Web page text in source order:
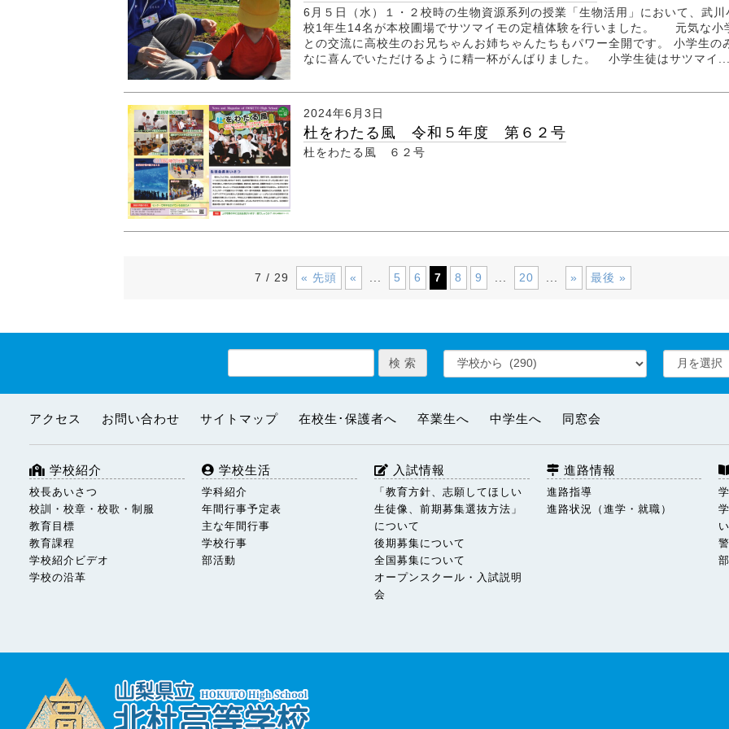
6月５日（水）１・２校時の生物資源系列の授業「生物活用」において、武川
校1年生14名が本校圃場でサツマイモの定植体験を行いました。 元気な小
との交流に高校生のお兄ちゃんお姉ちゃんたちもパワー全開です。 小学生の
なに喜んでいただけるように精一杯がんばりました。 小学生徒はサツマイ...
2024年6月3日
杜をわたる風 令和５年度 第６２号
杜をわたる風 ６２号
7 / 29 « 先頭 « 5 6 7 8 9 20 » 最後 »
アクセス お問い合わせ サイトマップ 在校生･保護者へ 卒業生へ 中学生へ 同窓会
学校紹介
校長あいさつ
校訓・校章・校歌・制服
教育目標
教育課程
学校紹介ビデオ
学校の沿革
学校生活
学科紹介
年間行事予定表
主な年間行事
学校行事
部活動
入試情報
「教育方針、志願してほしい
生徒像、前期募集選抜方法」
について
後期募集について
全国募集について
オープンスクール・入試説明
会
進路情報
進路指導
進路状況（進学・就職）